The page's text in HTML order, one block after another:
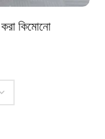
কিমোনো